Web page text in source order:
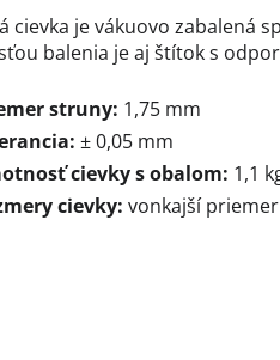
cievka je vákuovo zabalená
balenia je aj štítok s
struny: 1,75 mm
± 0,05 mm
cievky s obalom: 1,1
cievky: vonkajší